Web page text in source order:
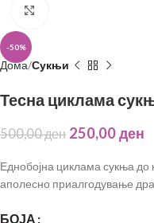
-50%
Дома Сукњи
Тесна циклама
500,00ден 250,00ден
Еднобојна циклама сукња до
аполесно приалгодување
БОЈА